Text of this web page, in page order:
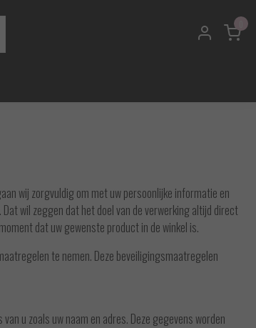
wij zorgvuldig om met uw persoonlijke informatie en
wil zeggen dat het doel van de verwerking altijd direct
dat uw gewenste product in de winkel is.
te nemen. Deze beveiligingsmaatregelen
u zoals uw naam en adres. Deze gegevens worden